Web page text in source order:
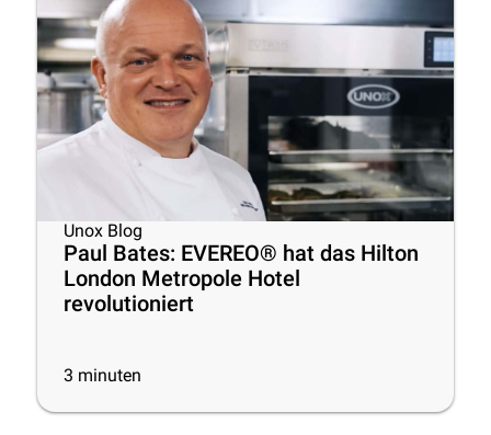
Unox Blog
Paul Bates: EVEREO® hat das Hilton
London Metropole Hotel
revolutioniert
3 minuten